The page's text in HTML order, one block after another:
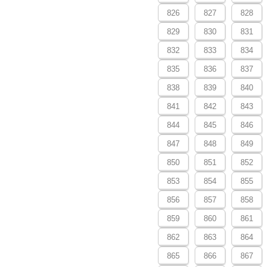
826 827 828
829 830 831
832 833 834
835 836 837
838 839 840
841 842 843
844 845 846
847 848 849
850 851 852
853 854 855
856 857 858
859 860 861
862 863 864
865 866 867